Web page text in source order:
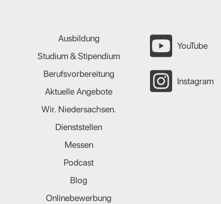
Ausbildung
Studium & Stipendium
Berufsvorbereitung
Aktuelle Angebote
Wir. Niedersachsen.
Dienststellen
Messen
Podcast
Blog
Onlinebewerbung
YouTube
Instagram